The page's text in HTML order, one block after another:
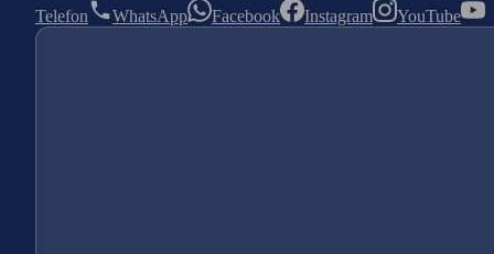
Telefon WhatsApp Facebook Instagram YouTube